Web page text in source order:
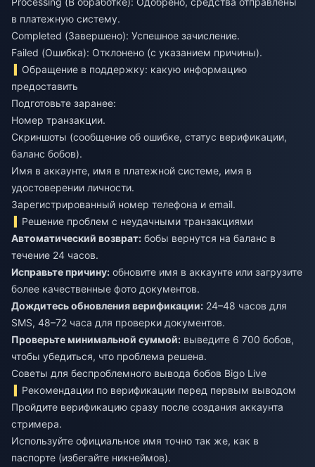
в платежную систему.
Completed (Завершено): Успешное зачисление.
Failed (Ошибка): Отклонено (с указанием причины).
Обращение в поддержку: какую информацию
предоставить
Подготовьте заранее:
Номер транзакции.
Скриншоты (сообщение об ошибке, статус верификации,
баланс бобов).
Имя в аккаунте, имя в платежной системе, имя в
удостоверении личности.
Зарегистрированный номер телефона и email.
Решение проблем с неудачными транзакциями
Автоматический возврат: бобы вернутся на баланс в
течение 24 часов.
Исправьте причину: обновите имя в аккаунте или загрузите
более качественные фото документов.
Дождитесь обновления верификации: 24–48 часов для
SMS, 48–72 часа для проверки документов.
Проверьте минимальной суммой: выведите 6 700 бобов,
чтобы убедиться, что проблема решена.
Советы для беспроблемного вывода бобов Bigo Live
Рекомендации по верификации перед первым выводом
Пройдите верификацию сразу после создания аккаунта
стримера.
Используйте официальное имя точно так же, как в
паспорте (избегайте никнеймов).